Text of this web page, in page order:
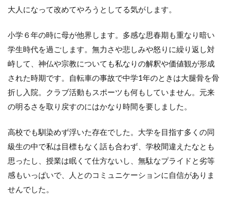
大人になって改めてやろうとしてる気がします。
小学６年の時に母が他界します。多感な思春期も重なり暗い
学生時代を過ごします。無力さや悲しみや怒りに繰り返し対
峙して、神仏や宗教についても私なりの解釈や価値観が形成
された時期です。自転車の事故で中学1年のときは大腿骨を骨
折し入院。クラブ活動もスポーツも何もしていません。元来
の明るさを取り戻すのにはかなり時間を要しました。
高校でも馴染めず浮いた存在でした。大学を目指す多くの同
級生の中で私は目標もなく話も合わず、学校間違えたなとも
思ったし、授業は眠くて仕方ないし、無駄なプライドと劣等
感もいっぱいで、人とのコミュニケーションに自信がありま
せんでした。